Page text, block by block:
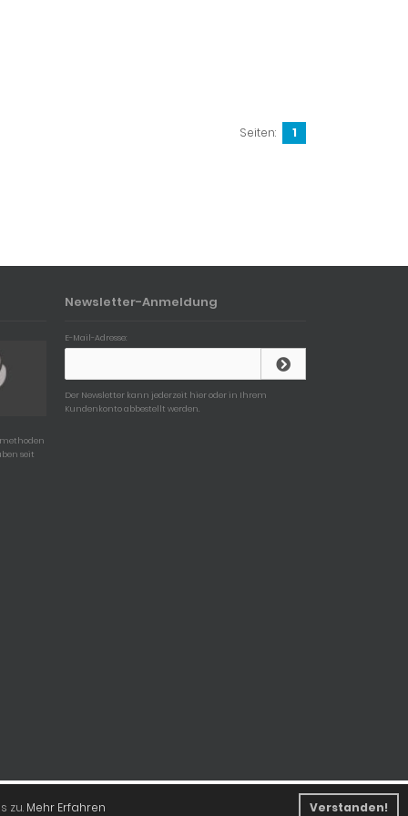
Seiten: 1
seit
Newsletter-Anmeldung
E-Mail-Adresse:
Der Newsletter kann jederzeit hier oder in Ihrem
Kundenkonto abbestellt werden.
Shopsoftware
zu. Mehr Erfahren Verstanden!